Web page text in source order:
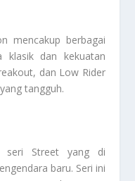
mencakup berbagai
klasik dan kekuatan
dan Low Rider
tangguh.
seri Street yang di
baru. Seri ini